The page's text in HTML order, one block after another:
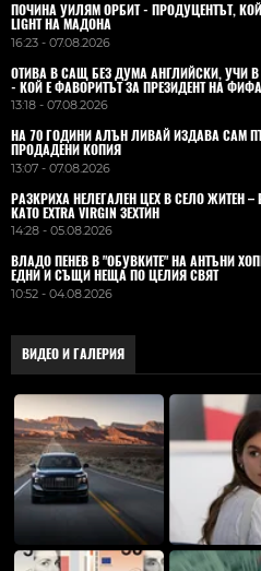
ПОЧИНА УИЛЯМ ОРБИТ - ПРОДУЦЕНТЪТ,
LIGHT НА МАДОНА
16:23 - 07.08.2026
ОТИВА В САЩ БЕЗ ДУМА АНГЛИЙСКИ, УЧИ
- КОЙ Е ФАВОРИТЪТ ЗА ПРЕЗИДЕНТ НА ФИФА
13:18 - 07.08.2026
НА 70 ГОДИНИ АЛЪН ЛИВАЙ ИЗДАВА САМ
ПРОДАДЕНИ КОПИЯ
13:07 - 07.08.2026
РАЗКРИХА НЕЛЕГАЛЕН ЦЕХ В СЕЛО ЖИТЕН
КАТО EXTRA VIRGIN ЗЕХТИН
14:28 - 05.08.2026
ВЛАДO ПЕНЕВ В "ОБУВКИТЕ" НА АНТЪНИ
ЕДНИ И СЪЩИ НЕЩА ПО ЦЕЛИЯ СВЯТ
10:52 - 04.08.2026
ВИДЕО И ГАЛЕРИЯ